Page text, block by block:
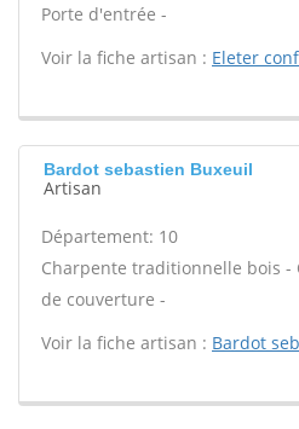
Porte d'entrée -
Voir la fiche artisan : Eleter
Bardot sebastien Buxeuil
Artisan
Département: 10
Charpente traditionnelle bois -
de couverture -
Voir la fiche artisan : Bardot